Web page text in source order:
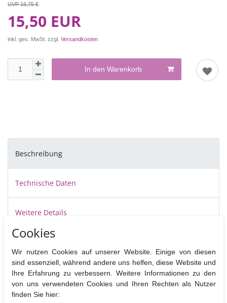
UVP 16,75 €
15,50 EUR
inkl. ges. MwSt. zzgl. Versandkosten
In den Warenkorb
Beschreibung
Technische Daten
Weitere Details
ebene Pappscheiben die mit einer abwischbaren silbrigen Folie bezogen
sind.
Sie dienen als Tortenplatten unter mit Fondant bezogenen Torten und
können bei sorgfältigem Gebrauch mehrfach verwendet werden.
Die Drums können zusätzlich noch mit Fondant bezogen und so in die
Cookies
Wir nutzen Cookies auf unserer Website. Einige von diesen
sind essenziell, während andere uns helfen, diese Website und
Ihre Erfahrung zu verbessern. Weitere Informationen zu den
von uns verwendeten Cookies und Ihren Rechten als Nutzer
finden Sie hier: